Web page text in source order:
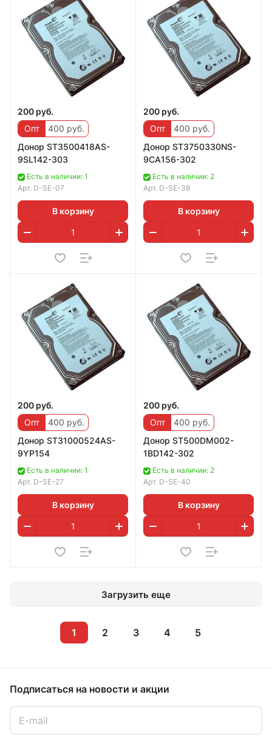
200 руб.
Опт
400 руб.
Дoнoр ST3500418AS-
9SL142-303
Есть в наличии: 1
Арт. D-SE-07
В корзину
200 руб.
Опт
400 руб.
Донop ST3750330NS-
9CA156-302
Есть в наличии: 2
Арт. D-SE-38
В корзину
200 руб.
Опт
400 руб.
Дoнoр ST31000524AS-
9YP154
Есть в наличии: 1
Арт. D-SE-27
В корзину
200 руб.
Опт
400 руб.
Дoнoр ST500DM002-
1BD142-302
Есть в наличии: 2
Арт. D-SE-40
В корзину
Загрузить еще
1 2 3 4 5
Подписаться на новости и акции